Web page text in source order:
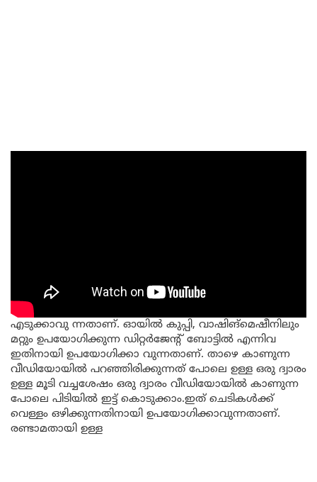
എടുക്കാവു ന്നതാണ്. ഓയിൽ കുപ്പി, വാഷിങ്മെഷീനിലും
മറ്റും ഉപയോഗിക്കുന്ന ഡിറ്റർജേന്റ് ബോട്ടിൽ എന്നിവ
ഇതിനായി ഉപയോഗിക്കാ വുന്നതാണ്. താഴെ കാണുന്ന
വീഡിയോയിൽ പറഞ്ഞിരിക്കുന്നത് പോലെ ഉള്ള ഒരു ദ്വാരം
ഉള്ള മൂടി വച്ചശേഷം ഒരു ദ്വാരം വീഡിയോയിൽ കാണുന്ന
പോലെ പിടിയിൽ ഇട്ട് കൊടുക്കാം.ഇത് ചെടികൾക്ക്
വെള്ളം ഒഴിക്കുന്നതിനായി ഉപയോഗിക്കാവുന്നതാണ്.
രണ്ടാമതായി ഉള്ള